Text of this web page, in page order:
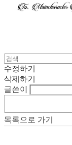
수정하기
삭제하기
글쓴이
목록으로 가기